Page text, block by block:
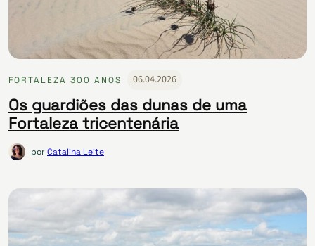
FORTALEZA 300 ANOS 06.04.2026
Os guardiões das dunas de uma
Fortaleza tricentenária
porCatalina Leite